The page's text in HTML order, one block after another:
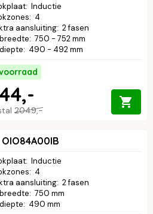
: Inductie
: 4
aansluiting: 2 fasen
: 750 - 752 mm
: 490 - 492 mm
2049,-
OIO84A00IB
: Inductie
: 4
aansluiting: 2 fasen
: 750 mm
: 490 mm